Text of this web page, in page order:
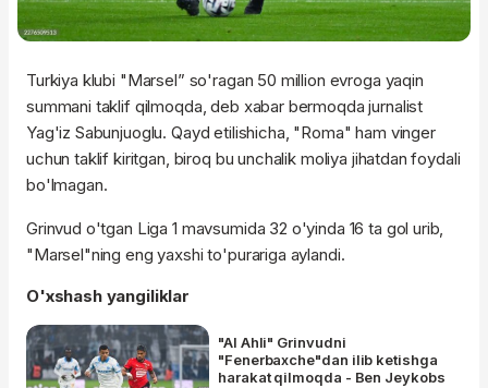
Turkiya klubi "Marsel” so'ragan 50 million evroga yaqin
summani taklif qilmoqda, deb xabar bermoqda jurnalist
Yag'iz Sabunjuoglu. Qayd etilishicha, "Roma" ham vinger
uchun taklif kiritgan, biroq bu unchalik moliya jihatdan foydali
bo'lmagan.
Grinvud o'tgan Liga 1 mavsumida 32 o'yinda 16 ta gol urib,
"Marsel"ning eng yaxshi to'purariga aylandi.
O'xshash yangiliklar
"Al Ahli" Grinvudni
"Fenerbaxche"dan ilib ketishga
harakat qilmoqda - Ben Jeykobs